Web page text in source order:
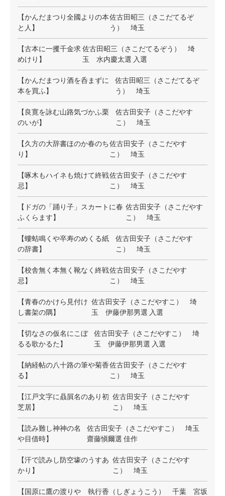
【かんだまつり全國よりの本
と人】
佐古田昭三（さこだてるぞ
う） 埼玉
【古本に一攫千金求
めけり】
佐古田昭三（さこだてるぞう） 埼
玉 水内慶太選 入選
【かんだまつり酒を呑まずに
本を買ふ】
佐古田昭三（さこだてるぞ
う） 埼玉
【良寛を詠む山路気づかふ栗
のいが】
佐古田安子（さこだやす
こ） 埼玉
【久方の大辞書ほのか春のち
り】
佐古田安子（さこだやす
こ） 埼玉
【啄木もハイネも焼けて終戦
忌】
佐古田安子（さこだやす
こ） 埼玉
【ドガの「踊り子」スカートに春
ふくらます】
佐古田安子（さこだやす
こ） 埼玉
【螻蛄鳴くや卒寿のめくる紙
の辞書】
佐古田安子（さこだやす
こ） 埼玉
【校舎無く本無く靴なく終戦
忌】
佐古田安子（さこだやす
こ） 埼玉
【青春のかけら見付け
し書架の隅】
佐古田安子（さこだやすこ） 埼
玉 伊藤伊那男選 入選
【切なさの仮名にこぼ
るる歌かるた】
佐古田安子（さこだやすこ） 埼
玉 伊藤伊那男選 入選
【納経帖の八十路の筆や菊香
る】
佐古田安子（さこだやす
こ） 埼玉
【江戸文字に贔屓名のあり初
芝居】
佐古田安子（さこだやす
こ） 埼玉
【読み難し神神の名
や目借時】
佐古田安子（さこだやすこ） 埼玉
齋藤愼爾選 佳作
【汗で読みし防空壕のうすあ
かり】
佐古田安子（さこだやす
こ） 埼玉
【国原に鷹の渡りや
執行香（しぎょうこう） 千葉 宮坂